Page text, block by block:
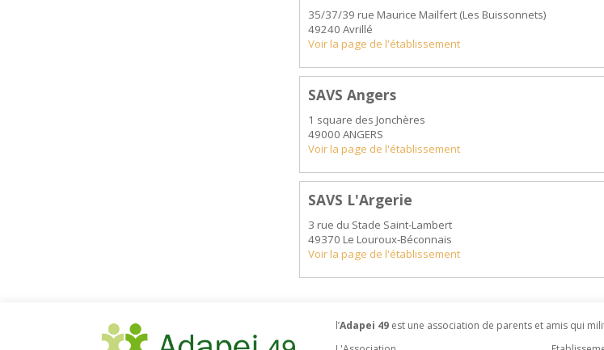
35/37/39 rue Maurice Mailfert (Les Buissonnets)
49240 Avrillé
Voir la page de l'établissement
SAVS Angers
1 square des Jonchères
49000 ANGERS
Voir la page de l'établissement
SAVS L'Argerie
3 rue du Stade Saint-Lambert
49370 Le Louroux-Béconnais
Voir la page de l'établissement
l’Adapei 49 est une association de parents et amis qui